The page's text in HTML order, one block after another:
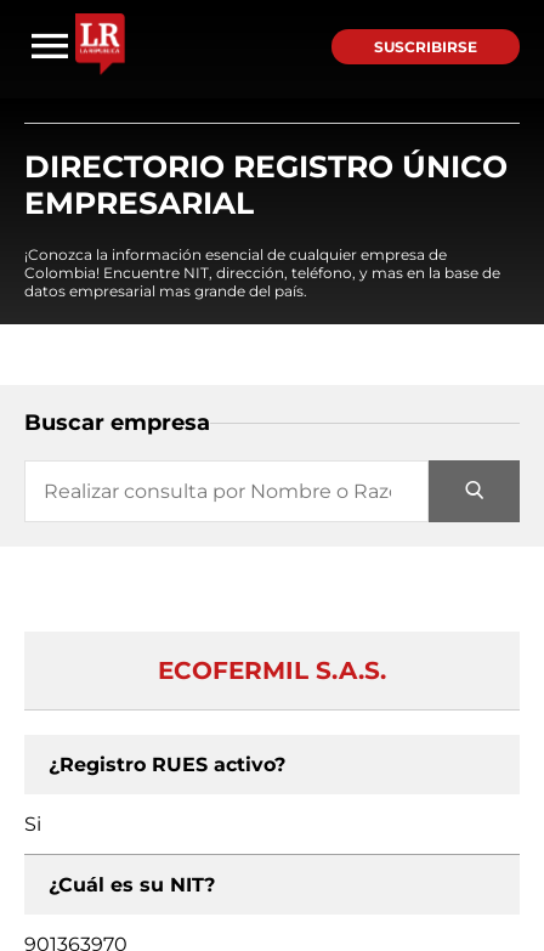
SUSCRIBIRSE
DIRECTORIO REGISTRO ÚNICO
EMPRESARIAL
¡Conozca la información esencial de cualquier empresa de
Colombia! Encuentre NIT, dirección, teléfono, y mas en la base de
datos empresarial mas grande del país.
Buscar empresa
ECOFERMIL S.A.S.
¿Registro RUES activo?
Si
¿Cuál es su NIT?
901363970